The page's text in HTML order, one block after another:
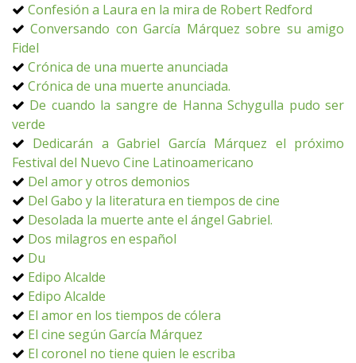
Confesión a Laura en la mira de Robert Redford
Conversando con García Márquez sobre su amigo
Fidel
Crónica de una muerte anunciada
Crónica de una muerte anunciada.
De cuando la sangre de Hanna Schygulla pudo ser
verde
Dedicarán a Gabriel García Márquez el próximo
Festival del Nuevo Cine Latinoamericano
Del amor y otros demonios
Del Gabo y la literatura en tiempos de cine
Desolada la muerte ante el ángel Gabriel.
Dos milagros en español
Du
Edipo Alcalde
Edipo Alcalde
El amor en los tiempos de cólera
El cine según García Márquez
El coronel no tiene quien le escriba